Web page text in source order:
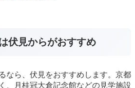
伏見からがおすすめ
なら、伏見をおすすめします。京都
、月桂冠大倉記念館などの見学施設